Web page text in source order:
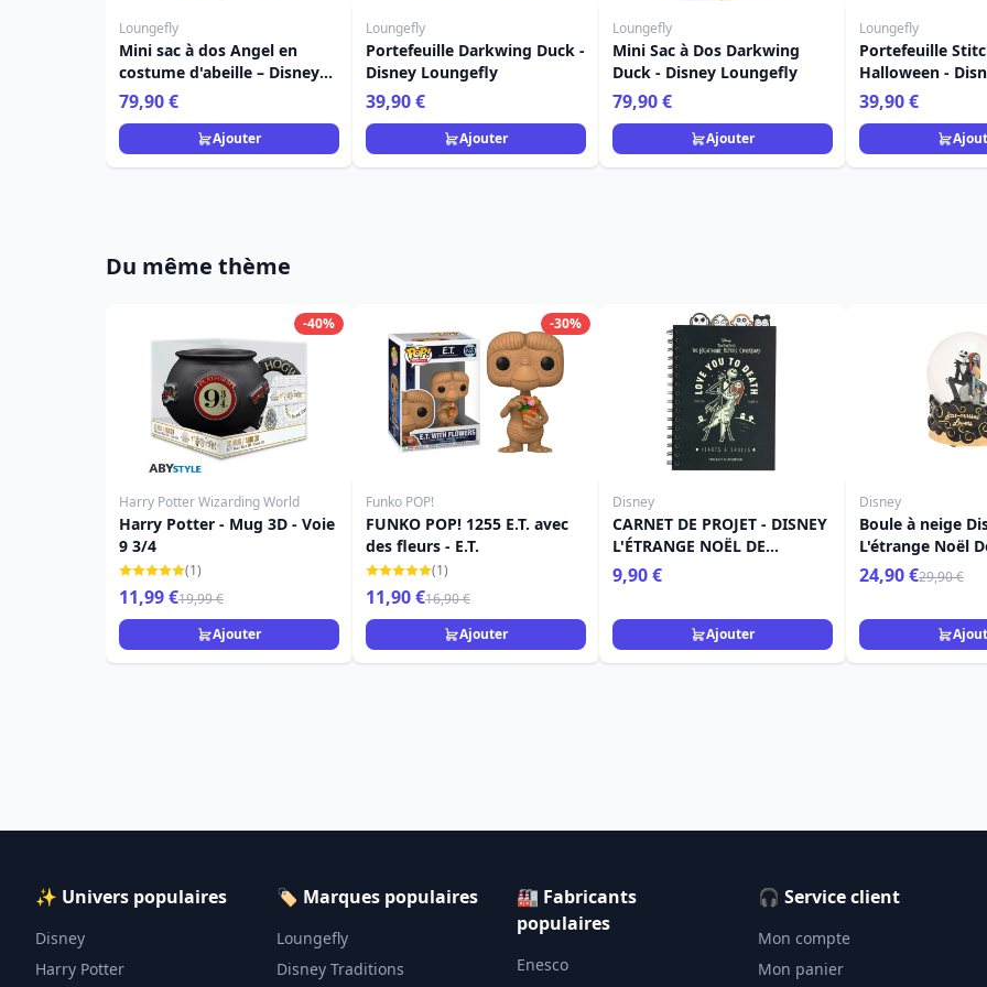
Loungefly
Mini sac à dos Angel en
costume d'abeille – Disney
Loungefly Lilo & Stitch
79,90 €
Ajouter
Loungefly
Portefeuille Darkwing Duck -
Disney Loungefly
39,90 €
Ajouter
Loungefly
Mini Sac à Dos Darkwing
Duck - Disney Loungefly
79,90 €
Ajouter
Loungefly
Portefeuille
Halloween -
Loungefly
39,90 €
Du même thème
-40%
Harry Potter Wizarding World
Harry Potter - Mug 3D - Voie
9 3/4
(1)
11,99 €19,99 €
Ajouter
-30%
Funko POP!
FUNKO POP! 1255 E.T. avec
des fleurs - E.T.
(1)
11,90 €16,90 €
Ajouter
Disney
CARNET DE PROJET - DISNEY
L'ÉTRANGE NOËL DE
MONSIEUR JACK
9,90 €
Ajouter
Disney
Boule à neige
L'étrange Noël
Jack
24,90 €29,90 €
✨ Univers populaires
Disney
Harry Potter
🏷️ Marques populaires
Loungefly
Disney Traditions
🏭 Fabricants
populaires
Enesco
🎧 Service client
Mon compte
Mon panier